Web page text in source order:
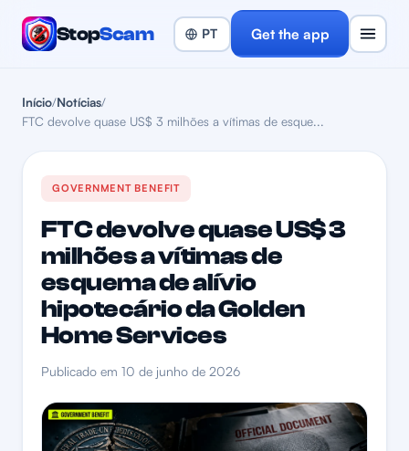
StopScam Get the app
Início/Notícias/
FTC devolve quase US$ 3 milhões a vítimas de esque...
GOVERNMENT BENEFIT
FTC devolve quase US$ 3
milhões a vítimas de
esquema de alívio
hipotecário da Golden
Home Services
Publicado em 10 de junho de 2026